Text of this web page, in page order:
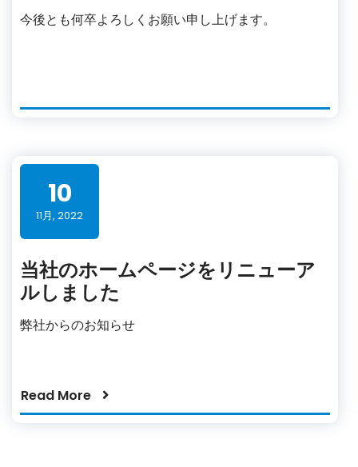
今後とも何卒よろしくお願い申し上げます。
10
11月, 2022
当社のホームページをリニューア
ルしました
弊社からのお知らせ
Read More